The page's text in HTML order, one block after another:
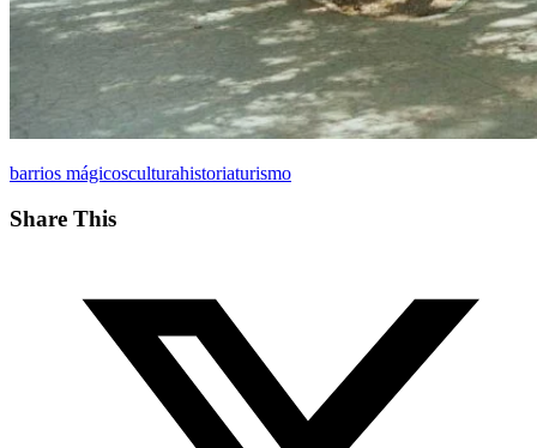
barrios mágicosculturahistoriaturismo
Share This